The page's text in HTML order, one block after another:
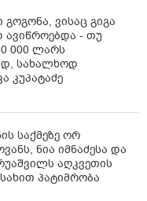
ვისაც გიგა
ავიწროებდა - თუ
000 ლარს
სახალხოდ
კუპატაძე
საქმეზე ორ
ნია იმნაძესა და
აღკვეთის
პატიმრობა